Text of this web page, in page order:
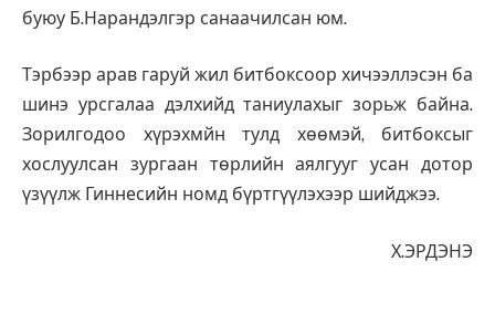
буюу Б.Нарандэлгэр санаачилсан юм.
Тэрбээр арав гаруй жил битбоксоор хичээллэсэн ба
шинэ урсгалаа дэлхийд таниулахыг зорьж байна.
Зорилгодоо хүрэхмйн тулд хөөмэй, битбоксыг
хослуулсан зургаан төрлийн аялгууг усан дотор
үзүүлж Гиннесийн номд бүртгүүлэхээр шийджээ.
Х.ЭРДЭНЭ